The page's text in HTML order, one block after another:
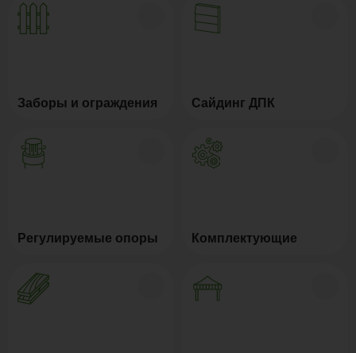
Заборы и ограждения Сайдинг ДПК
Регулируемые опоры Комплектующие